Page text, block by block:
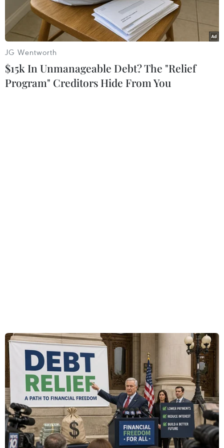
công nghệ cao.
thôn mới gắn với cơ cấu lại ngành nông nghiệp
và phát triển kinh tế nông thôn, nâng cao đời
sống vật chất, tinh thần của nông dân giai đoạn
2021-2025" (Chương trình 04) tổ chức ngày 13/4.
Bên cạnh đó, các sở, ngành và các đơn vị liên
quan đẩy nhanh tiến độ phê duyệt điều chỉnh
quy hoạch chung xã, quy hoạch chi tiết trung
tâm xã và điểm dân cư nông thôn; quy hoạch
JG Wentworth
$15k In Unmanageable Debt? The "Relief
Program" Creditors Hide From You